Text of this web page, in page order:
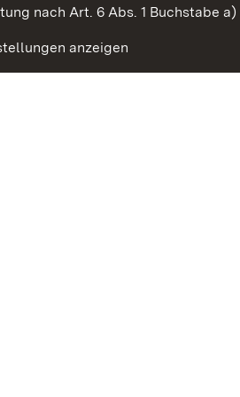
nach Art. 6 Abs. 1 Buchstabe a)
anzeigen